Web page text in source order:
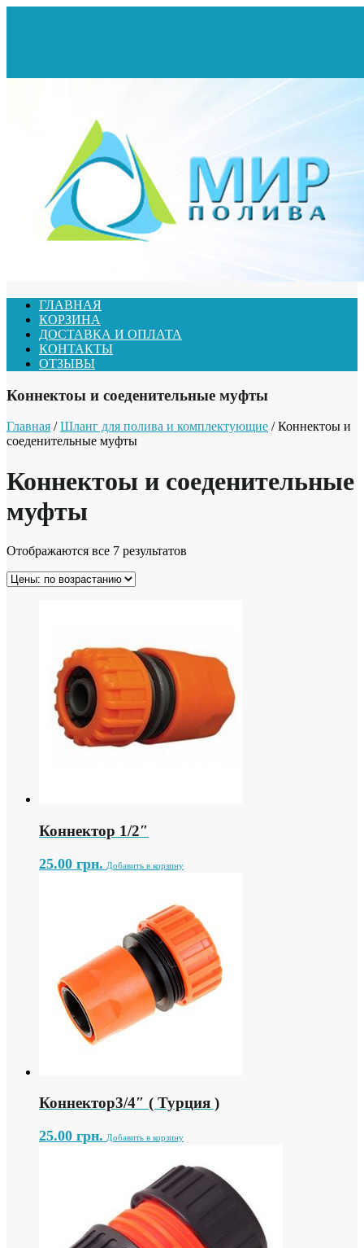
ГЛАВНАЯ
КОРЗИНА
ДОСТАВКА И ОПЛАТА
КОНТАКТЫ
ОТЗЫВЫ
Коннектоы и соеденительные муфты
Главная /Шланг для полива и комплектующие / Коннектоы и
соеденительные муфты
Коннектоы и соеденительные
муфты
Отображаются все 7 результатов
Коннектор 1/2″
25.00 грн. Добавить в корзину
Коннектор3/4″ ( Турция )
25.00 грн. Добавить в корзину